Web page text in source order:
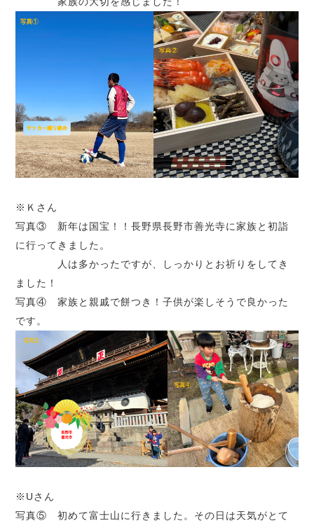
※Ｋさん
写真③ 新年は国宝！！長野県長野市善光寺に家族と初詣
に行ってきました。
人は多かったですが、しっかりとお祈りをしてき
ました！
写真④ 家族と親戚で餅つき！子供が楽しそうで良かった
です。
※Uさん
写真⑤ 初めて富士山に行きました。その日は天気がとて